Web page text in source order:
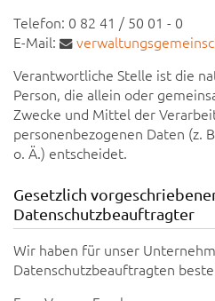
Telefon: 0 82 41 / 50 01 - 0
E-Mail:
Verantwortliche Stelle ist die
Person, die allein oder
Zwecke und Mittel der
personenbezogenen Daten (z.
o. Ä.) entscheidet.
Gesetzlich
Datenschutzbeauftragter
Wir haben für unser
Datenschutzbeauftragten